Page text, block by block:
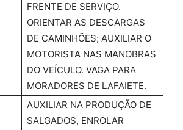
FRENTE DE SERVIÇO.
ORIENTAR AS DESCARGAS
DE CAMINHÕES; AUXILIAR O
MOTORISTA NAS MANOBRAS
DO VEÍCULO. VAGA PARA
MORADORES DE LAFAIETE.
AUXILIAR NA PRODUÇÃO DE
SALGADOS, ENROLAR